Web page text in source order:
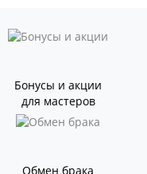
Бонусы и акции
для мастеров
Обмен брака